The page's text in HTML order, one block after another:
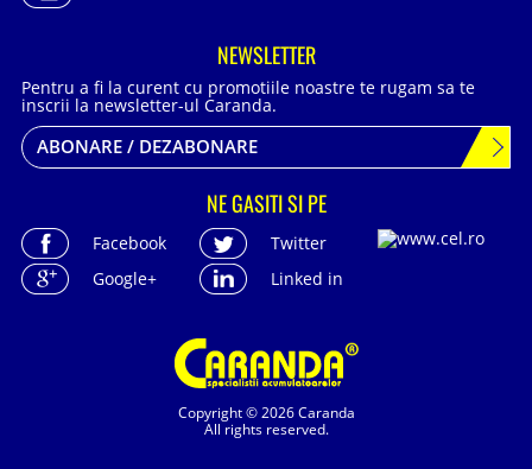
Copyright © 2026 Caranda
All rights reserved.
NEWSLETTER
Pentru a fi la curent cu promotiile noastre te rugam sa te
inscrii la newsletter-ul Caranda.
ABONARE / DEZABONARE
NE GASITI SI PE
Facebook
Twitter
Google+
Linked in